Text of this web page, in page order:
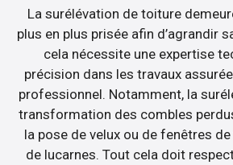
La surélévation de toiture
plus en plus prisée afin d’agrandir
cela nécessite une expertise
précision dans les travaux
professionnel. Notamment, la
transformation des combles
la pose de velux ou de fenêtres
de lucarnes. Tout cela doit